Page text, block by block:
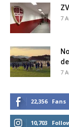
7
7
22,356 Fans
10,703